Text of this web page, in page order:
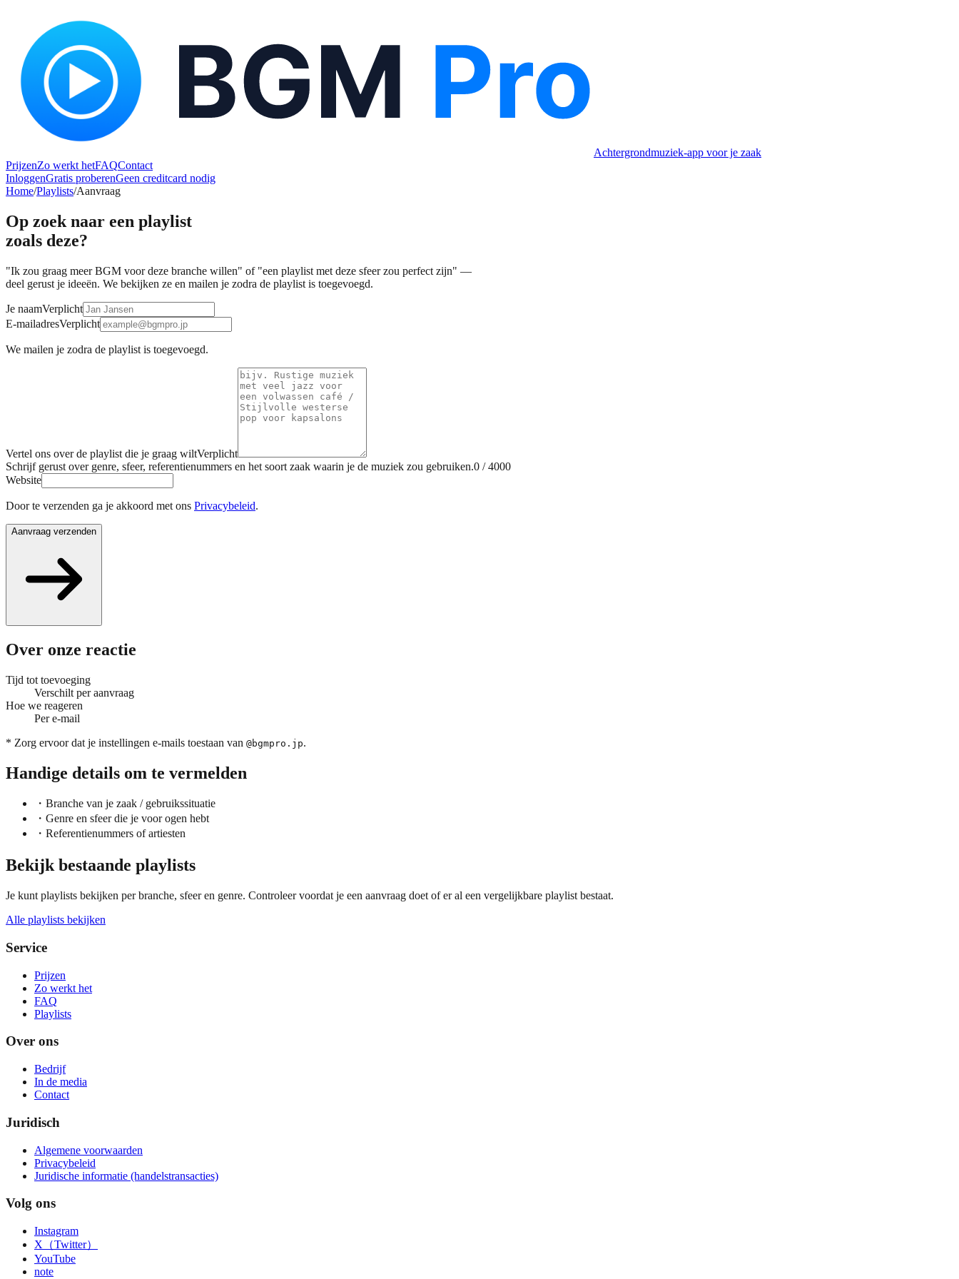
Achtergrondmuziek-app voor je zaak
PrijzenZo werkt hetFAQContact
InloggenGratis proberenGeen creditcard nodig
Home/Playlists/Aanvraag
Op zoek naar een playlist
zoals deze?
"Ik zou graag meer BGM voor deze branche willen" of "een playlist met deze sfeer zou perfect zijn" —
deel gerust je ideeën. We bekijken ze en mailen je zodra de playlist is toegevoegd.
Je naamVerplicht
E-mailadresVerplicht
We mailen je zodra de playlist is toegevoegd.
Vertel ons over de playlist die je graag wiltVerplicht
Schrijf gerust over genre, sfeer, referentienummers en het soort zaak waarin je de muziek zou gebruiken.0 /4000
Website
Door te verzenden ga je akkoord met ons Privacybeleid.
Aanvraag verzenden
Over onze reactie
Tijd tot toevoeging
Verschilt per aanvraag
Hoe we reageren
Per e-mail
* Zorg ervoor dat je instellingen e-mails toestaan van @bgmpro.jp.
Handige details om te vermelden
・ Branche van je zaak / gebruikssituatie
・ Genre en sfeer die je voor ogen hebt
・ Referentienummers of artiesten
Bekijk bestaande playlists
Je kunt playlists bekijken per branche, sfeer en genre. Controleer voordat je een aanvraag doet of er al een vergelijkbare playlist bestaat.
Alle playlists bekijken
Service
Prijzen
Zo werkt het
FAQ
Playlists
Over ons
Bedrijf
In de media
Contact
Juridisch
Algemene voorwaarden
Privacybeleid
Juridische informatie (handelstransacties)
Volg ons
Instagram
X（Twitter）
YouTube
note